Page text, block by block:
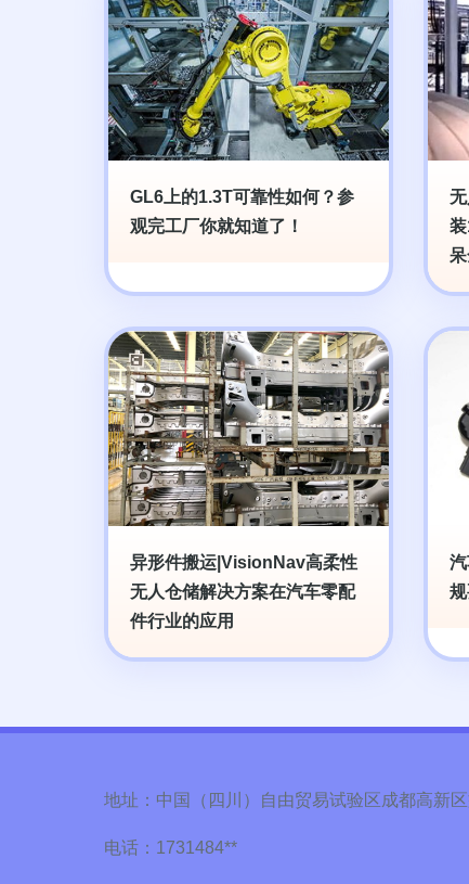
GL6上的1.3T可靠性如何？参
观完工厂你就知道了！
异形件搬运|VisionNav高柔性
无人仓储解决方案在汽车零配
件行业的应用
地址：中国（四川）自由贸易试验区成都高新
电话：1731484**